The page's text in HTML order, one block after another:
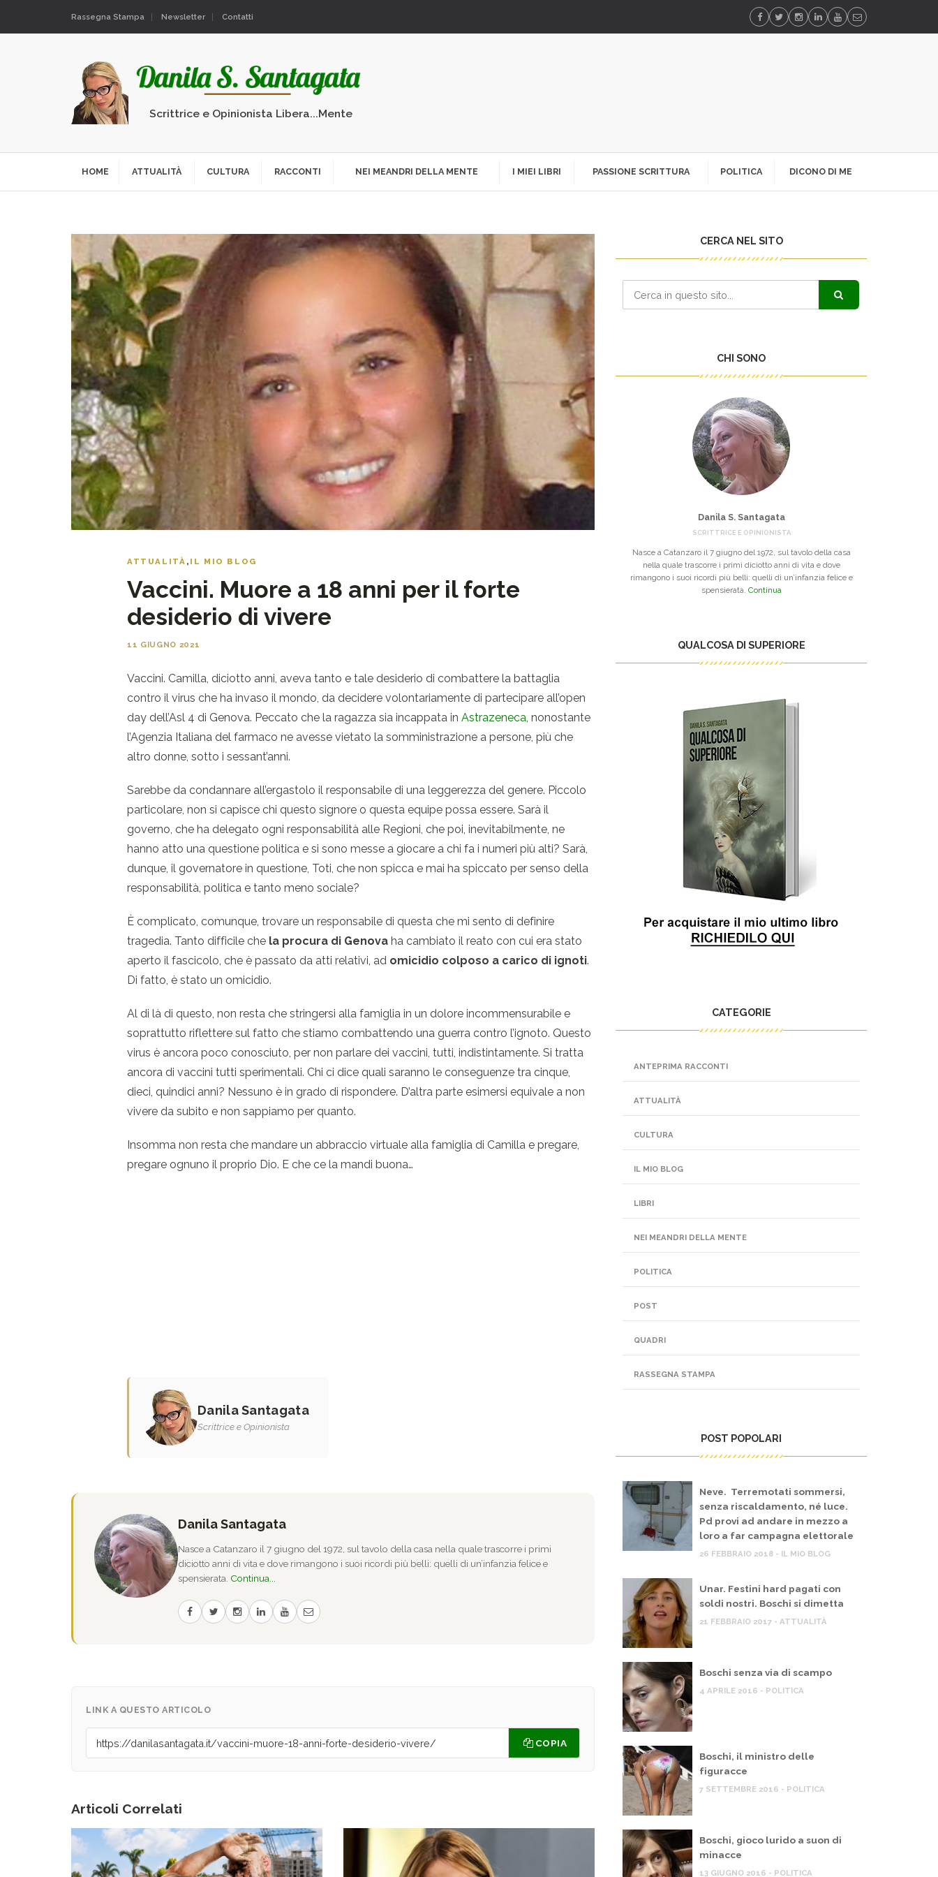
Rassegna Stampa Newsletter Contatti
Scrittrice e Opinionista Libera...Mente
HOME ATTUALITÀ CULTURA RACCONTI NEI MEANDRI DELLA MENTE I MIEI LIBRI PASSIONE SCRITTURA POLITICA DICONO DI ME
ATTUALITÀ , IL MIO BLOG
Vaccini. Muore a 18 anni per il forte
desiderio di vivere
11 GIUGNO 2021
Vaccini. Camilla, diciotto anni, aveva tanto e tale desiderio di combattere la battaglia
contro il virus che ha invaso il mondo, da decidere volontariamente di partecipare all’open
day dell’Asl 4 di Genova. Peccato che la ragazza sia incappata in Astrazeneca, nonostante
l’Agenzia Italiana del farmaco ne avesse vietato la somministrazione a persone, più che
altro donne, sotto i sessant’anni.
Sarebbe da condannare all’ergastolo il responsabile di una leggerezza del genere. Piccolo
particolare, non si capisce chi questo signore o questa equipe possa essere. Sarà il
governo, che ha delegato ogni responsabilità alle Regioni, che poi, inevitabilmente, ne
hanno atto una questione politica e si sono messe a giocare a chi fa i numeri più alti? Sarà,
dunque, il governatore in questione, Toti, che non spicca e mai ha spiccato per senso della
responsabilità, politica e tanto meno sociale?
Ѐ complicato, comunque, trovare un responsabile di questa che mi sento di definire
tragedia. Tanto difficile che la procura di Genova ha cambiato il reato con cui era stato
aperto il fascicolo, che è passato da atti relativi, ad omicidio colposo a carico di ignoti.
Di fatto, è stato un omicidio.
Al di là di questo, non resta che stringersi alla famiglia in un dolore incommensurabile e
soprattutto riflettere sul fatto che stiamo combattendo una guerra contro l’ignoto. Questo
virus è ancora poco conosciuto, per non parlare dei vaccini, tutti, indistintamente. Si tratta
ancora di vaccini tutti sperimentali. Chi ci dice quali saranno le conseguenze tra cinque,
dieci, quindici anni? Nessuno è in grado di rispondere. D’altra parte esimersi equivale a non
vivere da subito e non sappiamo per quanto.
Insomma non resta che mandare un abbraccio virtuale alla famiglia di Camilla e pregare,
pregare ognuno il proprio Dio. E che ce la mandi buona…
Danila Santagata
Scrittrice e Opinionista
Danila Santagata
Nasce a Catanzaro il 7 giugno del 1972, sul tavolo della casa nella quale trascorre i primi
diciotto anni di vita e dove rimangono i suoi ricordi più belli: quelli di un’infanzia felice e
spensierata. Continua...
LINK A QUESTO ARTICOLO
COPIA
Articoli Correlati
CERCA NEL SITO
CHI SONO
Danila S. Santagata
SCRITTRICE E OPINIONISTA
Nasce a Catanzaro il 7 giugno del 1972, sul tavolo della casa
nella quale trascorre i primi diciotto anni di vita e dove
rimangono i suoi ricordi più belli: quelli di un’infanzia felice e
spensierata. Continua
QUALCOSA DI SUPERIORE
CATEGORIE
ANTEPRIMA RACCONTI
ATTUALITÀ
CULTURA
IL MIO BLOG
LIBRI
NEI MEANDRI DELLA MENTE
POLITICA
POST
QUADRI
RASSEGNA STAMPA
POST POPOLARI
Neve. Terremotati sommersi,
senza riscaldamento, né luce.
Pd provi ad andare in mezzo a
loro a far campagna elettorale
26 FEBBRAIO 2018 - IL MIO BLOG
Unar. Festini hard pagati con
soldi nostri. Boschi si dimetta
21 FEBBRAIO 2017 - ATTUALITÀ
Boschi senza via di scampo
4 APRILE 2016 - POLITICA
Boschi, il ministro delle
figuracce
7 SETTEMBRE 2016 - POLITICA
Boschi, gioco lurido a suon di
minacce
13 GIUGNO 2016 - POLITICA